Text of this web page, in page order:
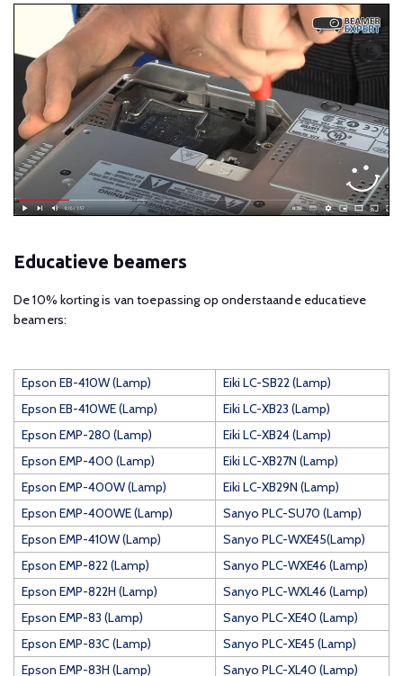
Educatieve beamers
De 10% korting is van toepassing op onderstaande educatieve
beamers:
Epson EB-410W (Lamp)
Eiki LC-SB22 (Lamp)
Epson EB-410WE (Lamp)
Eiki LC-XB23 (Lamp)
Epson EMP-280 (Lamp)
Eiki LC-XB24 (Lamp)
Epson EMP-400 (Lamp)
Eiki LC-XB27N (Lamp)
Epson EMP-400W (Lamp)
Eiki LC-XB29N (Lamp)
Epson EMP-400WE (Lamp)
Sanyo PLC-SU70 (Lamp)
Epson EMP-410W (Lamp)
Sanyo PLC-WXE45(Lamp)
Epson EMP-822 (Lamp)
Sanyo PLC-WXE46 (Lamp)
Epson EMP-822H (Lamp)
Sanyo PLC-WXL46 (Lamp)
Epson EMP-83 (Lamp)
Sanyo PLC-XE40 (Lamp)
Epson EMP-83C (Lamp)
Sanyo PLC-XE45 (Lamp)
Epson EMP-83H (Lamp)
Sanyo PLC-XL40 (Lamp)